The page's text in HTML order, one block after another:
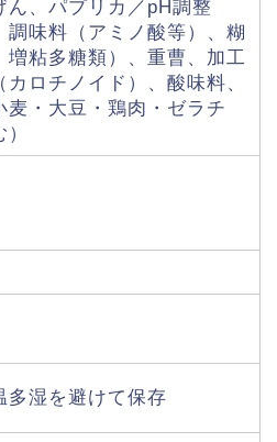
ん、パプリカ／pH調整
調味料（アミノ酸等）、糊
増粘多糖類）、重曹、加工
ロチノイド）、酸味料、
麦・大豆・鶏肉・ゼラチ
多湿を避けて保存